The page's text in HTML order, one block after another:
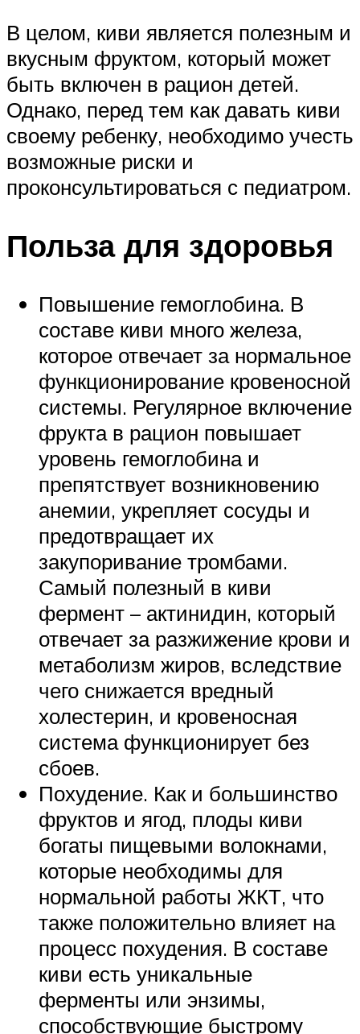
В целом, киви является полезным и
вкусным фруктом, который может
быть включен в рацион детей.
Однако, перед тем как давать киви
своему ребенку, необходимо учесть
возможные риски и
проконсультироваться с педиатром.
Польза для здоровья
Повышение гемоглобина. В
составе киви много железа,
которое отвечает за нормальное
функционирование кровеносной
системы. Регулярное включение
фрукта в рацион повышает
уровень гемоглобина и
препятствует возникновению
анемии, укрепляет сосуды и
предотвращает их
закупоривание тромбами.
Самый полезный в киви
фермент – актинидин, который
отвечает за разжижение крови и
метаболизм жиров, вследствие
чего снижается вредный
холестерин, и кровеносная
система функционирует без
сбоев.
Похудение. Как и большинство
фруктов и ягод, плоды киви
богаты пищевыми волокнами,
которые необходимы для
нормальной работы ЖКТ, что
также положительно влияет на
процесс похудения. В составе
киви есть уникальные
ферменты или энзимы,
способствующие быстрому